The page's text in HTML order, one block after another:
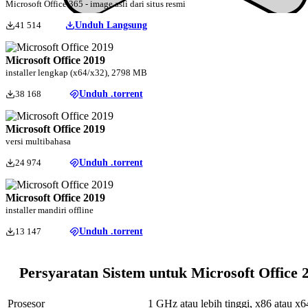
Microsoft Office 365 - image asli dari situs resmi
41 514 Unduh Langsung
Microsoft Office 2019
installer lengkap (x64/x32), 2798 MB
38 168 Unduh .torrent
Microsoft Office 2019
versi multibahasa
24 974 Unduh .torrent
Microsoft Office 2019
installer mandiri offline
13 147 Unduh .torrent
Persyaratan Sistem untuk Microsoft Office
Prosesor
1 GHz atau lebih tinggi, x86 atau